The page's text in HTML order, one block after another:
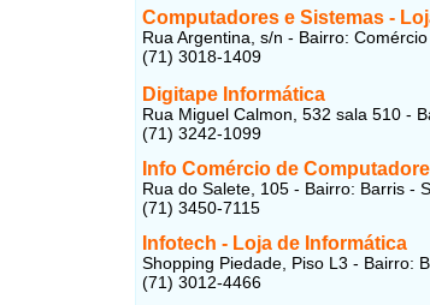
Computadores e Sistemas -
Rua Argentina, s/n - Bairro:
(71) 3018-1409
Digitape Informática
Rua Miguel Calmon, 532 sala 510 -
(71) 3242-1099
Info Comércio de Computadore
Rua do Salete, 105 - Bairro: Barris -
(71) 3450-7115
Infotech - Loja de Informática
Shopping Piedade, Piso L3 - Bairro:
(71) 3012-4466